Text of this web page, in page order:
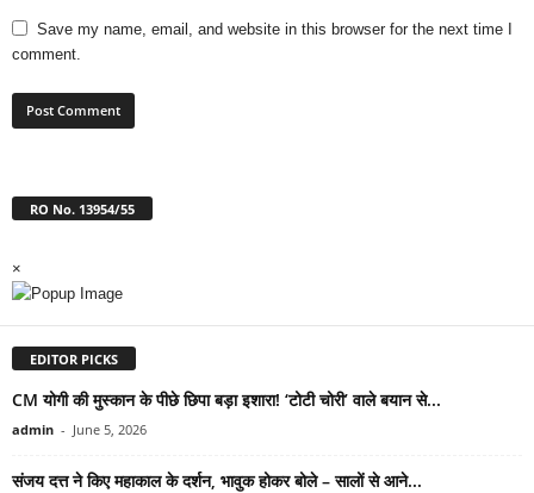
Save my name, email, and website in this browser for the next time I
comment.
RO No. 13954/55
×
EDITOR PICKS
CM योगी की मुस्कान के पीछे छिपा बड़ा इशारा! ‘टोटी चोरी’ वाले बयान से...
admin - June 5, 2026
संजय दत्त ने किए महाकाल के दर्शन, भावुक होकर बोले – सालों से आने...